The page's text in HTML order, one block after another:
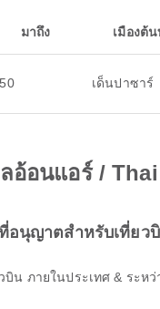
มาถึง เมืองต้น
เด็นปาซาร์
อ้อนแอร์ /
นุญาตสําหรับเที่ยว
บิน ภายในประเทศ & ระ